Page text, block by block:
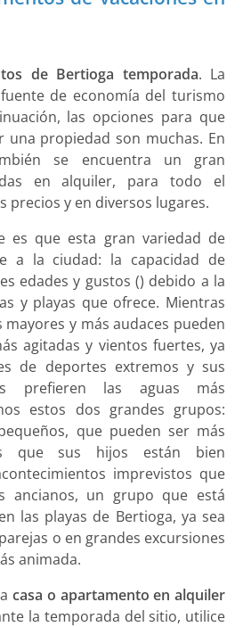
de Bertioga temporada. La
de economía del turismo
las opciones para que
una propiedad son muchas. En
se encuentra un gran
en alquiler, para todo el
precios y en diversos lugares.
es que esta gran variedad de
a la ciudad: la capacidad de
edades y gustos () debido a la
y playas que ofrece. Mientras
mayores y más audaces pueden
agitadas y vientos fuertes, ya
de deportes extremos y sus
prefieren las aguas más
estos dos grandes grupos:
que pueden ser más
que sus hijos están bien
imprevistos que
ancianos, un grupo que está
las playas de Bertioga, ya sea
o en grandes excursiones
animada.
casa o apartamento en alquiler
la temporada del sitio, utilice